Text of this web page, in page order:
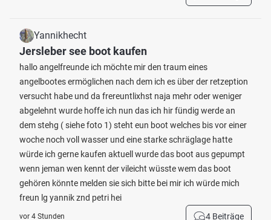
Yannikhecht
Jersleber see boot kaufen
hallo angelfreunde ich möchte mir den traum eines
angelbootes ermöglichen nach dem ich es über der retzeption
versucht habe und da frereuntlixhst naja mehr oder weniger
abgelehnt wurde hoffe ich nun das ich hir fündig werde an
dem stehg ( siehe foto 1) steht eun boot welches bis vor einer
woche noch voll wasser und eine starke schräglage hatte
würde ich gerne kaufen aktuell wurde das boot aus gepumpt
wenn jeman wen kennt der vileicht wüsste wem das boot
gehören könnte melden sie sich bitte bei mir ich würde mich
freun lg yannik znd petri hei
vor 4 Stunden 4 Beiträge